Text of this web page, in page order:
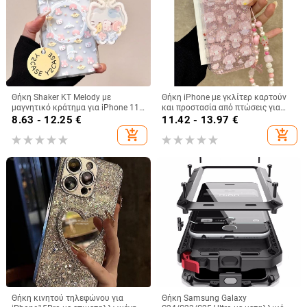
Θήκη Shaker KT Melody με
μαγνητικό κράτημα για iPhone 11-
14 Pro/Max, ακρυλική, ματ
φινίρισμα, αντοχή σε πτώσεις
8.63 - 12.25 €
add_shopping_cart
Θήκη iPhone με γκλίτερ καρτούν
και προστασία από πτώσεις για
iPhone 16 Pro Max, 15, 14 Pro, 13
11.42 - 13.97 €
add_shopping_cart
Θήκη κινητού τηλεφώνου για
Θήκη Samsung Galaxy